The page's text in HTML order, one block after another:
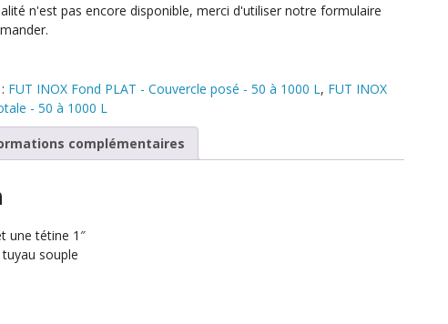
n'est pas encore disponible, merci d'utiliser notre formulaire
FUT INOX Fond PLAT - Couvercle posé - 50 à 1000 L, FUT INOX
- 50 à 1000 L
complémentaires
une tétine 1″
souple